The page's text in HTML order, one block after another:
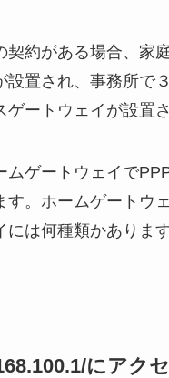
契約がある場合、家
設置され、事務所で
ゲートウェイが設置さ
ムゲートウェイで
す。ホームゲートウ
には何種類かありま
にアク